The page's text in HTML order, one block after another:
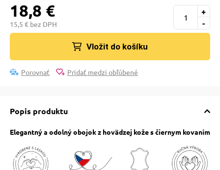
poukazy
18,8 €
15,5 € bez DPH -
+
Vložit do košíku
Porovnať Pridať medzi obľúbené
Popis produktu
Elegantný a odolný obojok z hovädzej kože s čiernym kovaním